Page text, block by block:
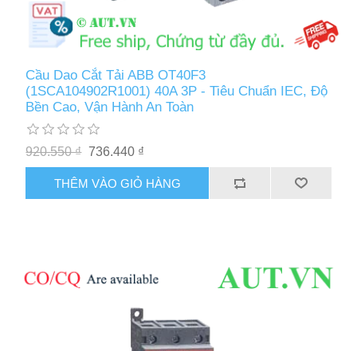
Cầu Dao Cắt Tải ABB OT40F3
(1SCA104902R1001) 40A 3P - Tiêu Chuẩn IEC, Độ
Bền Cao, Vận Hành An Toàn
920.550 ₫ 736.440 ₫
THÊM VÀO GIỎ HÀNG